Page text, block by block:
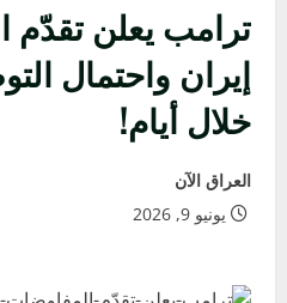
ترامب يعلن تقدّم
إيران واحتمال
خلال أيام!
العراق الآن
يونيو 9, 2026